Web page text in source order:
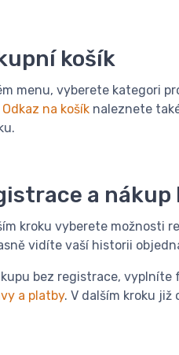
košík
menu, vyberete kategori
Odkaz na košík naleznete
a
kroku vyberete možnosti
vidíte vaší historii
bez registrace,
a platby. V dalším kroku